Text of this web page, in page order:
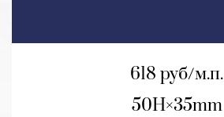
618 руб/м.п.
50H 35mm